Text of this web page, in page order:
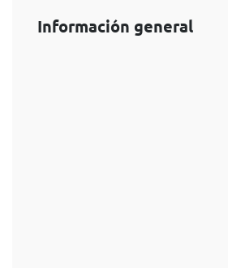
Información general